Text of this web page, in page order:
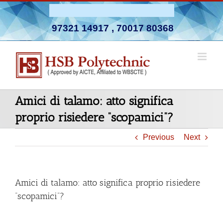
Skip
to
content
97321 14917, 70017 80368
Amici di talamo: atto significa
proprio risiedere “scopamici”?
Previous Next
Amici di talamo: atto significa proprio risiedere
“scopamici”?